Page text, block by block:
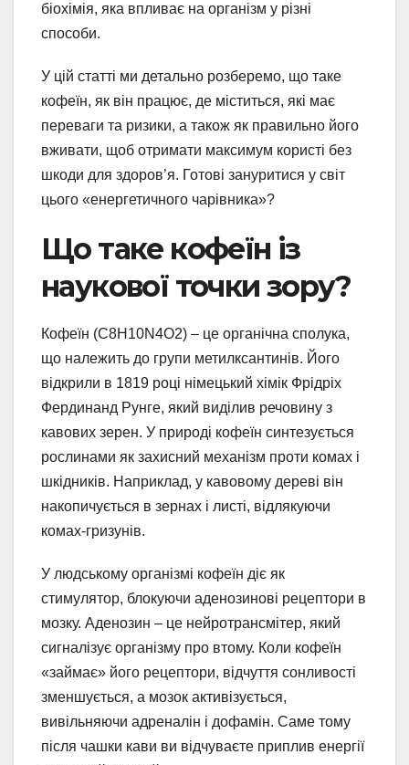
біохімія, яка впливає на організм у різні
способи.
У цій статті ми детально розберемо, що таке
кофеїн, як він працює, де міститься, які має
переваги та ризики, а також як правильно його
вживати, щоб отримати максимум користі без
шкоди для здоров’я. Готові зануритися у світ
цього «енергетичного чарівника»?
Що таке кофеїн із
наукової точки зору?
Кофеїн (C8H10N4O2) – це органічна сполука,
що належить до групи метилксантинів. Його
відкрили в 1819 році німецький хімік Фрідріх
Фердинанд Рунге, який виділив речовину з
кавових зерен. У природі кофеїн синтезується
рослинами як захисний механізм проти комах і
шкідників. Наприклад, у кавовому дереві він
накопичується в зернах і листі, відлякуючи
комах-гризунів.
У людському організмі кофеїн діє як
стимулятор, блокуючи аденозинові рецептори в
мозку. Аденозин – це нейротрансмітер, який
сигналізує організму про втому. Коли кофеїн
«займає» його рецептори, відчуття сонливості
зменшується, а мозок активізується,
вивільняючи адреналін і дофамін. Саме тому
після чашки кави ви відчуваєте приплив енергії